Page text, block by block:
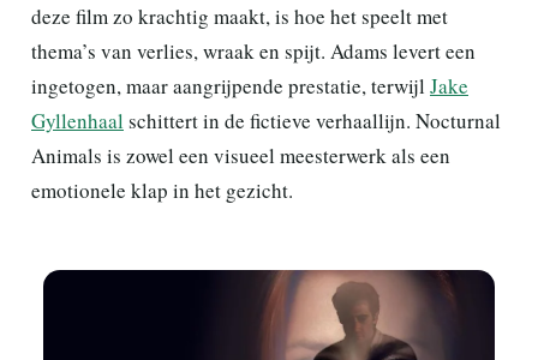
deze film zo krachtig maakt, is hoe het speelt met
thema’s van verlies, wraak en spijt. Adams levert een
ingetogen, maar aangrijpende prestatie, terwijl Jake
Gyllenhaal schittert in de fictieve verhaallijn. Nocturnal
Animals is zowel een visueel meesterwerk als een
emotionele klap in het gezicht.